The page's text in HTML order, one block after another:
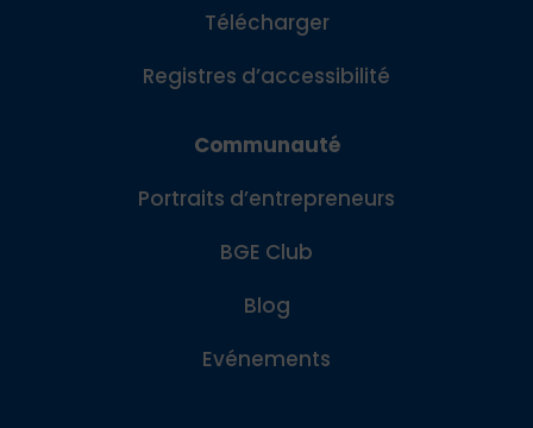
Télécharger
Registres d’accessibilité
Communauté
Portraits d’entrepreneurs
BGE Club
Blog
Evénements